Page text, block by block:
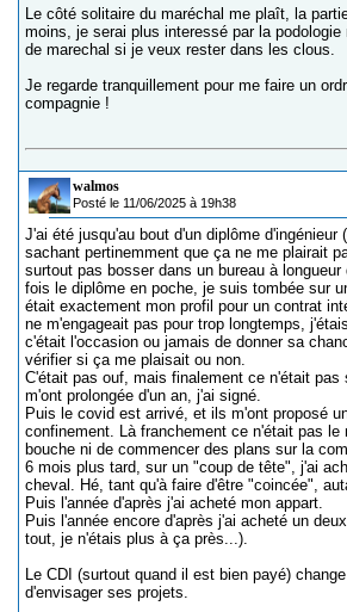
Le côté solitaire du maréchal me plaît, la
moins, je serai plus interessé par la
de marechal si je veux rester dans les clous.
Je regarde tranquillement pour me faire un
compagnie !
walmos
Posté le 11/06/2025 à 19h38
J'ai été jusqu'au bout d'un diplôme d'ingénieur
sachant pertinemment que ça ne me plairait
surtout pas bosser dans un bureau à
fois le diplôme en poche, je suis tombée sur
était exactement mon profil pour un contrat
ne m'engageait pas pour trop longtemps,
c'était l'occasion ou jamais de donner sa
vérifier si ça me plaisait ou non.
C'était pas ouf, mais finalement ce n'était pas
m'ont prolongée d'un an, j'ai signé.
Puis le covid est arrivé, et ils m'ont proposé
confinement. Là franchement ce n'était pas le
bouche ni de commencer des plans sur la
6 mois plus tard, sur un "coup de tête", j'ai
cheval. Hé, tant qu'à faire d'être "coincée",
Puis l'année d'après j'ai acheté mon appart.
Puis l'année encore d'après j'ai acheté un
tout, je n'étais plus à ça près...).
Le CDI (surtout quand il est bien payé)
d'envisager ses projets.